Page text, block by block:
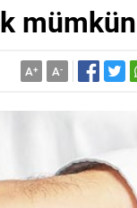
mümkün
A+ A-